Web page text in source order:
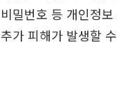
밀번호 등 개인정보
가 피해가 발생할 수